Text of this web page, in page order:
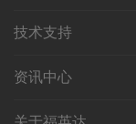
技术支持
资讯中心